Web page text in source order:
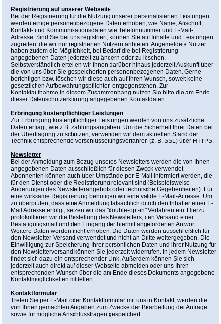
Registrierung auf unserer Webseite
Bei der Registrierung für die Nutzung unserer personalisierten Leistungen
werden einige personenbezogene Daten erhoben, wie Name, Anschrift,
Kontakt- und Kommunikationsdaten wie Telefonnummer und E-Mail-
Adresse. Sind Sie bei uns registriert, können Sie auf Inhalte und Leistungen
zugreifen, die wir nur registrierten Nutzern anbieten. Angemeldete Nutzer
haben zudem die Möglichkeit, bei Bedarf die bei Registrierung
angegebenen Daten jederzeit zu ändern oder zu löschen.
Selbstverständlich erteilen wir Ihnen darüber hinaus jederzeit Auskunft über
die von uns über Sie gespeicherten personenbezogenen Daten. Gerne
berichtigen bzw. löschen wir diese auch auf Ihren Wunsch, soweit keine
gesetzlichen Aufbewahrungspflichten entgegenstehen. Zur
Kontaktaufnahme in diesem Zusammenhang nutzen Sie bitte die am Ende
dieser Datenschutzerklärung angegebenen Kontaktdaten.
Erbringung kostenpflichtiger Leistungen
Zur Erbringung kostenpflichtiger Leistungen werden von uns zusätzliche
Daten erfragt, wie z.B. Zahlungsangaben. Um die Sicherheit Ihrer Daten bei
der Übertragung zu schützen, verwenden wir dem aktuellen Stand der
Technik entsprechende Verschlüsselungsverfahren (z. B. SSL) über HTTPS.
Newsletter
Bei der Anmeldung zum Bezug unseres Newsletters werden die von Ihnen
angegebenen Daten ausschließlich für diesen Zweck verwendet.
Abonnenten können auch über Umstände per E-Mail informiert werden, die
für den Dienst oder die Registrierung relevant sind (Beispielsweise
Änderungen des Newsletterangebots oder technische Gegebenheiten). Für
eine wirksame Registrierung benötigen wir eine valide E-Mail-Adresse. Um
zu überprüfen, dass eine Anmeldung tatsächlich durch den Inhaber einer E-
Mail Adresse erfolgt, setzen wir das "double-opt-in" Verfahren ein. Hierzu
protokollieren wir die Bestellung des Newsletters, den Versand einer
Bestätigungsmail und den Eingang der hiermit angeforderten Antwort.
Weitere Daten werden nicht erhoben. Die Daten werden ausschließlich für
den Newsletter-Versand verwendet und nicht an Dritte weitergegeben. Die
Einwilligung zur Speicherung Ihrer persönlichen Daten und ihrer Nutzung für
den Newsletterversand können Sie jederzeit widerrufen. In jedem Newsletter
findet sich dazu ein entsprechender Link. Außerdem können Sie sich
jederzeit auch direkt auf dieser Webseite abmelden oder uns Ihren
entsprechenden Wunsch über die am Ende dieses Dokuments angegebene
Kontaktmöglichkeiten mitteilen.
Kontaktformular
Treten Sie per E-Mail oder Kontaktformular mit uns in Kontakt, werden die
von Ihnen gemachten Angaben zum Zwecke der Bearbeitung der Anfrage
sowie für mögliche Anschlussfragen gespeichert.